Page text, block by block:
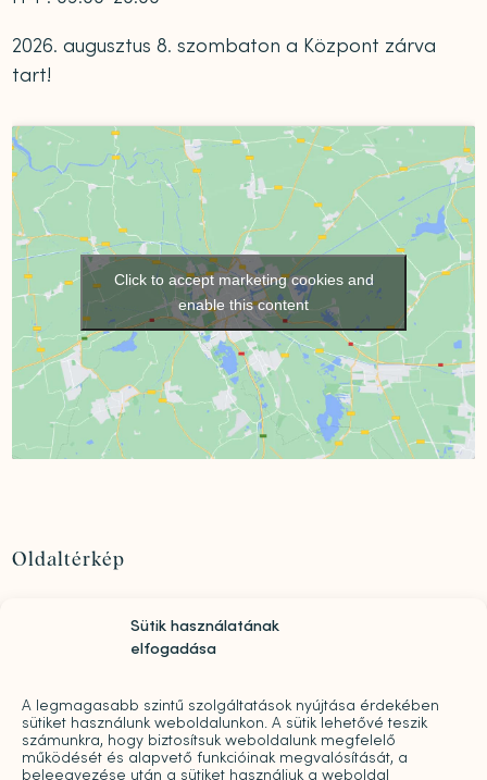
Sütik használatának
elfogadása
A legmagasabb szintű szolgáltatások nyújtása érdekében
sütiket használunk weboldalunkon. A sütik lehetővé teszik
számunkra, hogy biztosítsuk weboldalunk megfelelő
működését és alapvető funkcióinak megvalósítását, a
beleegyezése után a sütiket használjuk a weboldal
2026. augusztus 8. szombaton a Központ zárva
tart!
Click to accept marketing cookies and
enable this content
Oldaltérkép
Szolgáltatások
díjazására
Sajtó
Pro bono